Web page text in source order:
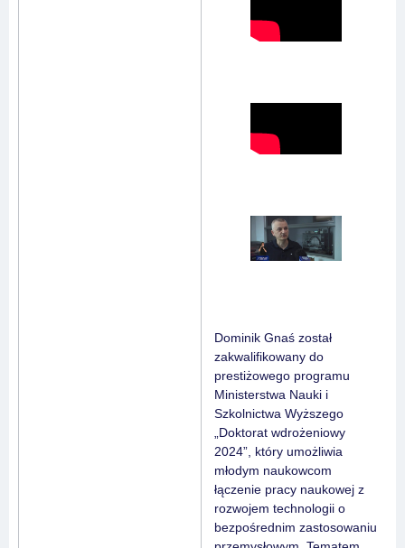
Dominik Gnaś został
zakwalifikowany do
prestiżowego programu
Ministerstwa Nauki i
Szkolnictwa Wyższego
„Doktorat wdrożeniowy
2024”, który umożliwia
młodym naukowcom
łączenie pracy naukowej z
rozwojem technologii o
bezpośrednim zastosowaniu